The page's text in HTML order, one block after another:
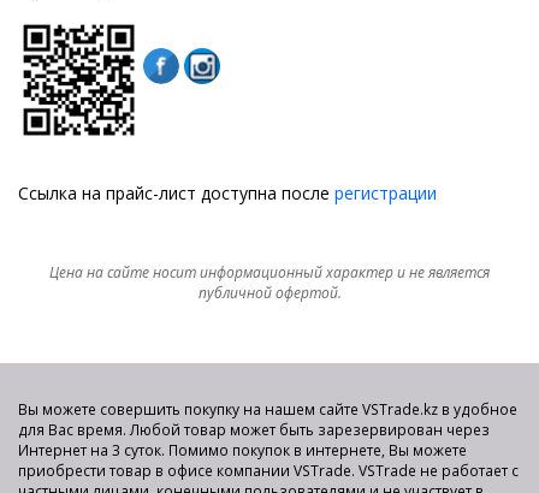
Ссылка на прайс-лист доступна после регистрации
Цена на сайте носит информационный характер и не является
публичной офертой.
Вы можете совершить покупку на нашем сайте VSTrade.kz в удобное
для Вас время. Любой товар может быть зарезервирован через
Интернет на 3 суток. Помимо покупок в интернете, Вы можете
приобрести товар в офисе компании VSTrade. VSTrade не работает с